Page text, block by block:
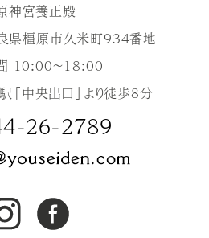
神宮養正殿
県橿原市久米町934番地
10:00～18:00
「中央出口」より徒歩8分
26-2789